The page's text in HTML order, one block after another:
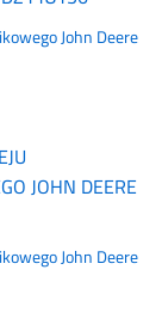
John Deere
John Deere